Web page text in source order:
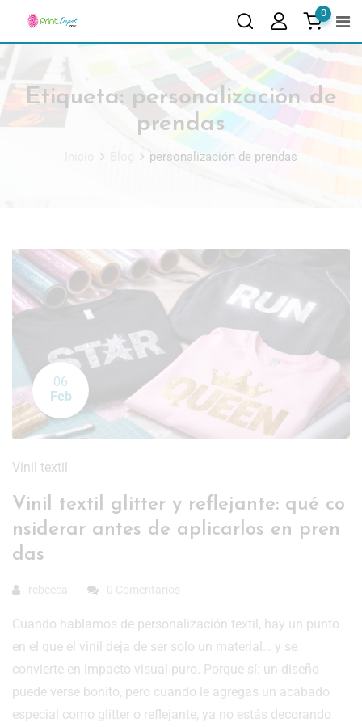
0
Etiqueta: personalización de
prendas
personalización de prendas
06
Feb
Vinil textil
Vinil textil glitter y reflejante: qué co
nsiderar antes de aplicarlos en pren
das
rebecca 0 Comentarios
Cuando hablamos de personalización textil, hay un punto
en el que el vinil deja de ser solo un material… y se
convierte en impacto visual puro. Porque sí: un diseño
puede verse bonito, pero cuando le agregas un acabado
especial como glitter o reflejante, ya no estás decorando